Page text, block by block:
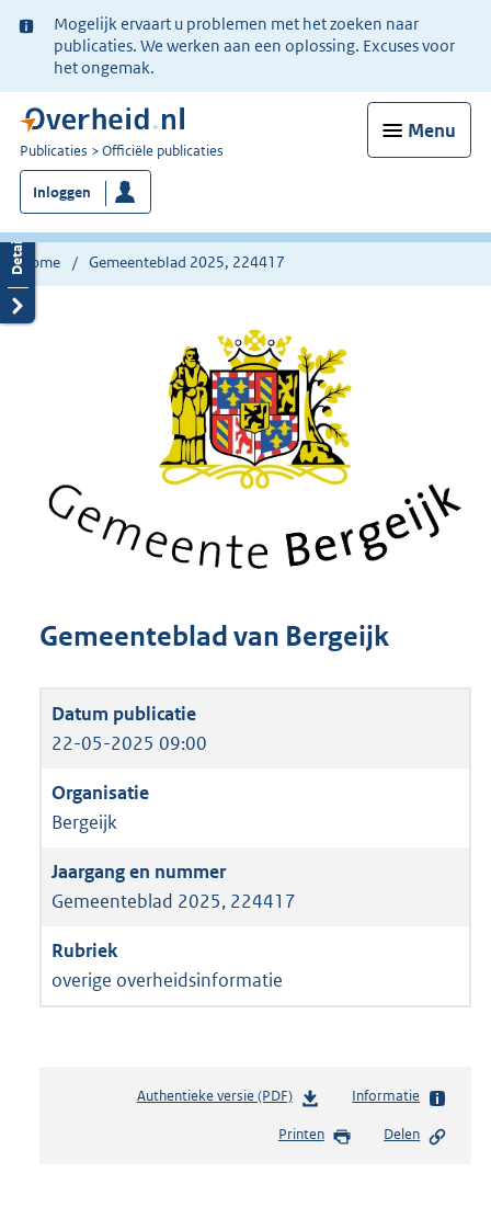
Ter
informatie:
Mogelijk ervaart u problemen met het zoeken naar
publicaties. We werken aan een oplossing. Excuses voor
het ongemak.
Menu
U
bent
nu
hier:
Publicaties Officiële publicaties
Inloggen
Home Gemeenteblad 2025, 224417
Gemeenteblad van Bergeijk
22-05-2025 09:00
Bergeijk
Gemeenteblad 2025, 224417
overige overheidsinformatie
Authentieke versie (PDF)b
s
Informatie
Printen Delen